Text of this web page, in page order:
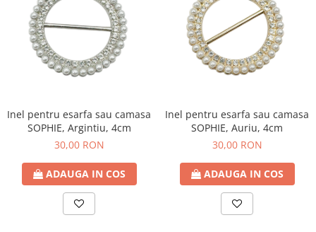
Inel pentru esarfa sau camasa
SOPHIE, Argintiu, 4cm
30,00 RON
ADAUGA IN COS
Inel pentru esarfa sau camasa
SOPHIE, Auriu, 4cm
30,00 RON
ADAUGA IN COS